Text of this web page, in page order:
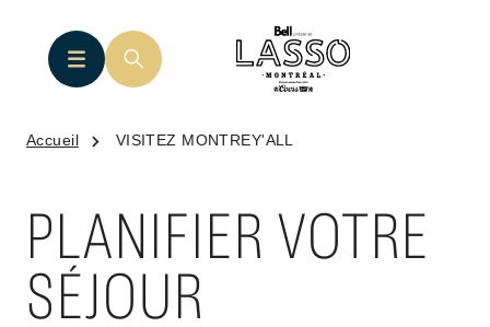
Accueil VISITEZ MONTREY'ALL
PLANIFIER VOTRE
SÉJOUR